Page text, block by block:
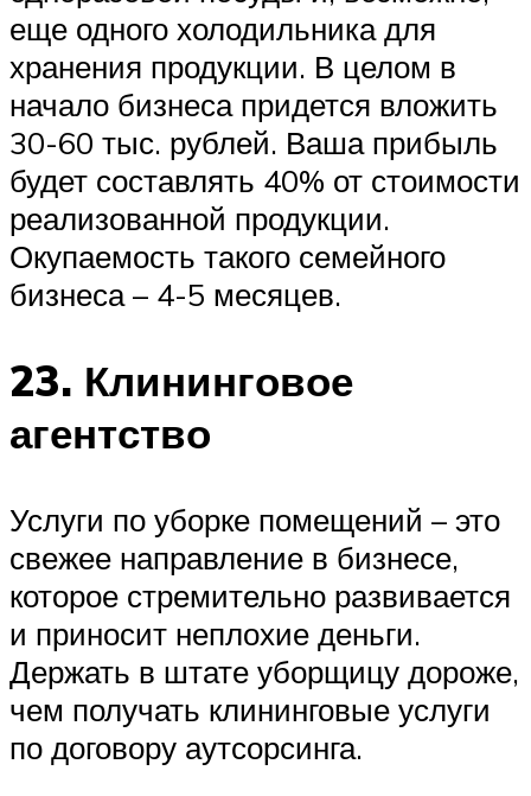
еще одного холодильника для
хранения продукции. В целом в
начало бизнеса придется вложить
30-60 тыс. рублей. Ваша прибыль
будет составлять 40% от стоимости
реализованной продукции.
Окупаемость такого семейного
бизнеса – 4-5 месяцев.
23. Клининговое
агентство
Услуги по уборке помещений – это
свежее направление в бизнесе,
которое стремительно развивается
и приносит неплохие деньги.
Держать в штате уборщицу дороже,
чем получать клининговые услуги
по договору аутсорсинга.